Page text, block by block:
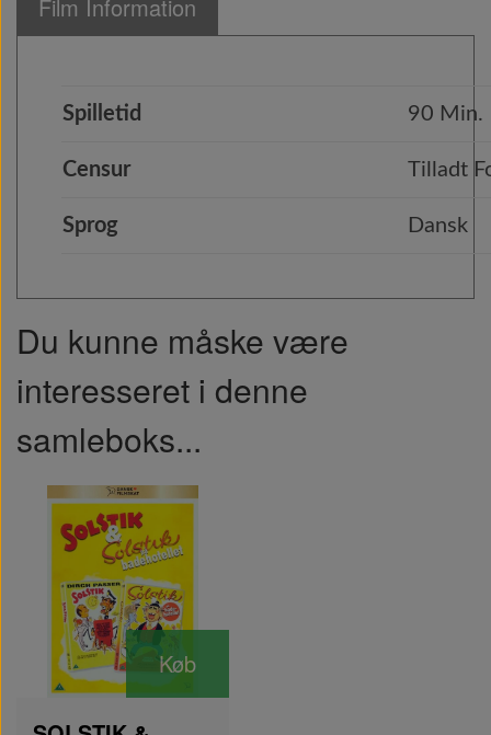
Film Information
Spilletid 90 Min.
Censur Tilladt
Sprog Dansk
Du kunne måske være
interesseret i denne
samleboks...
Køb